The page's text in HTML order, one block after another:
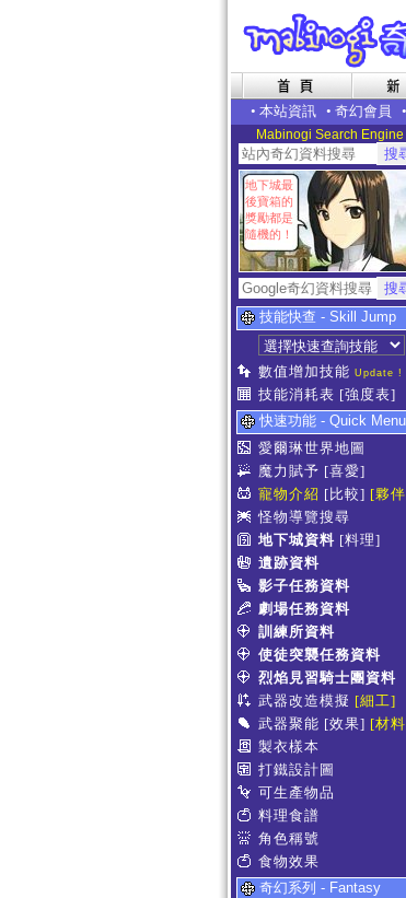
• 本站資訊 • 奇幻會員 •
Mabinogi Search Engine
地下城最
後寶箱的
獎勵都是
隨機的！
技能快查 - Skill Jump
數值增加技能 Update !
技能消耗表 [強度表]
快速功能 - Quick Menu
愛爾琳世界地圖
魔力賦予 [喜愛]
寵物介紹 [比較] [夥
怪物導覽搜尋
地下城資料 [料理]
遺跡資料
影子任務資料
劇場任務資料
訓練所資料
使徒突襲任務資料
烈焰見習騎士團資料
武器改造模擬 [細工]
武器聚能 [效果] [材
製衣樣本
打鐵設計圖
可生產物品
料理食譜
角色稱號
食物效果
奇幻系列 - Fantasy